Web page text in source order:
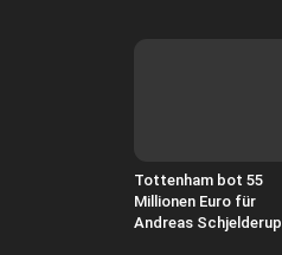
Tottenham bot 55
Millionen Euro für
Andreas Schjelderup